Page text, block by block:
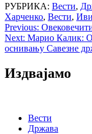
РУБРИКА: Вести,
Харченко, Вести,
Post
navigation
Previous:
Next: Марио Калик:
оснивању Савезне
Издвајамо
Вести
Држава